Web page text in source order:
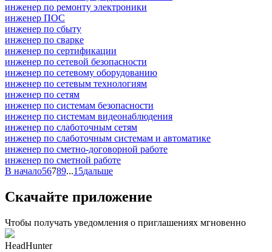
инженер по ремонту электроники
инженер ПОС
инженер по сбыту
инженер по сварке
инженер по сертификации
инженер по сетевой безопасности
инженер по сетевому оборудованию
инженер по сетевым технологиям
инженер по сетям
инженер по системам безопасности
инженер по системам видеонаблюдения
инженер по слаботочным сетям
инженер по слаботочным системам и автоматике
инженер по сметно-договорной работе
инженер по сметной работе
В начало56789...15дальше
Скачайте приложение
Чтобы получать уведомления о приглашениях мгновенно
HeadHunter